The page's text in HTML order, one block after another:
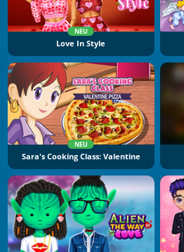
NEU
Love In Style
NEU
Sara's Cooking Class: Valentine